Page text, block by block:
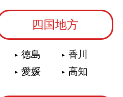
四国地方
徳島
香川
愛媛
高知